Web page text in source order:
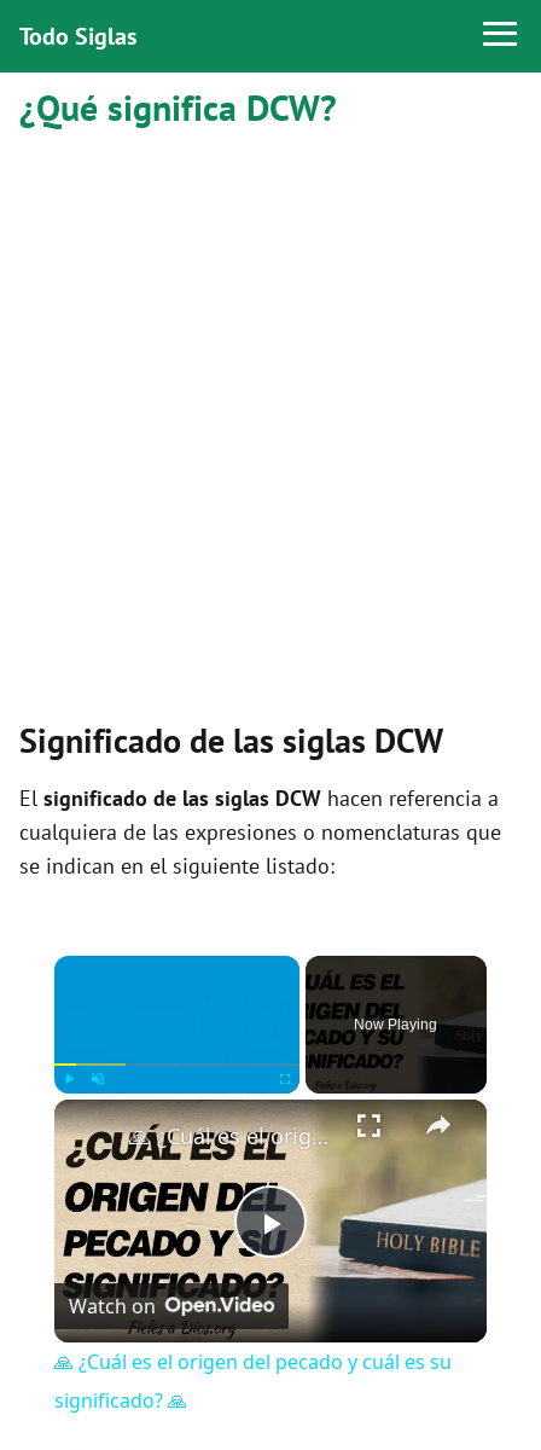
Todo Siglas
¿Qué significa DCW?
Significado de las siglas DCW
El significado de las siglas DCW hacen referencia a
cualquiera de las expresiones o nomenclaturas que
se indican en el siguiente listado:
×
Play Unmute Fullscreen
Now Playing
×
P
l
🙏 ¿Cuál es el origen del pecado y cuál es su significado? 🙏
Watch on
🙏 ¿Cuál es el origen del pecado y cuál es su
significado? 🙏